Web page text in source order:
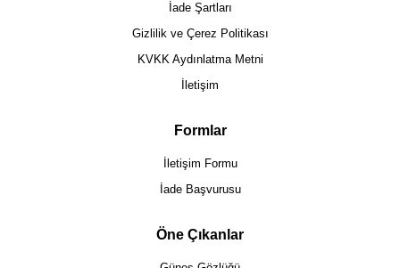
İade Şartları
Gizlilik ve Çerez Politikası
KVKK Aydınlatma Metni
İletişim
Formlar
İletişim Formu
İade Başvurusu
Öne Çıkanlar